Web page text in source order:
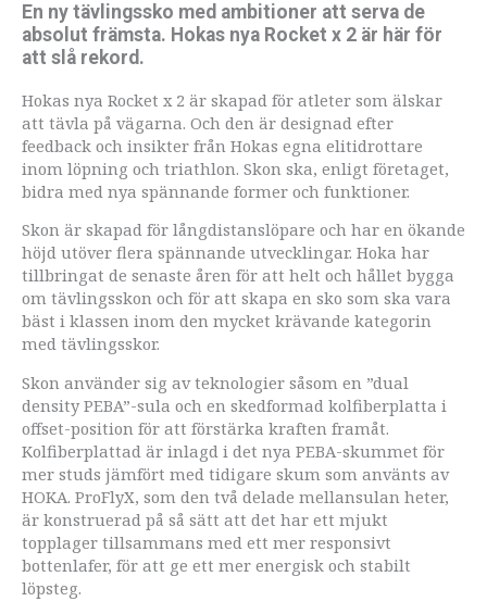
En ny tävlingssko med ambitioner att serva de
absolut främsta. Hokas nya Rocket x 2 är här för
att slå rekord.
Hokas nya Rocket x 2 är skapad för atleter som älskar
att tävla på vägarna. Och den är designad efter
feedback och insikter från Hokas egna elitidrottare
inom löpning och triathlon. Skon ska, enligt företaget,
bidra med nya spännande former och funktioner.
Skon är skapad för långdistanslöpare och har en ökande
höjd utöver flera spännande utvecklingar. Hoka har
tillbringat de senaste åren för att helt och hållet bygga
om tävlingsskon och för att skapa en sko som ska vara
bäst i klassen inom den mycket krävande kategorin
med tävlingsskor.
Skon använder sig av teknologier såsom en ”dual
density PEBA”-sula och en skedformad kolfiberplatta i
offset-position för att förstärka kraften framåt.
Kolfiberplattad är inlagd i det nya PEBA-skummet för
mer studs jämfört med tidigare skum som använts av
HOKA. ProFlyX, som den två delade mellansulan heter,
är konstruerad på så sätt att det har ett mjukt
topplager tillsammans med ett mer responsivt
bottenlafer, för att ge ett mer energisk och stabilt
löpsteg.